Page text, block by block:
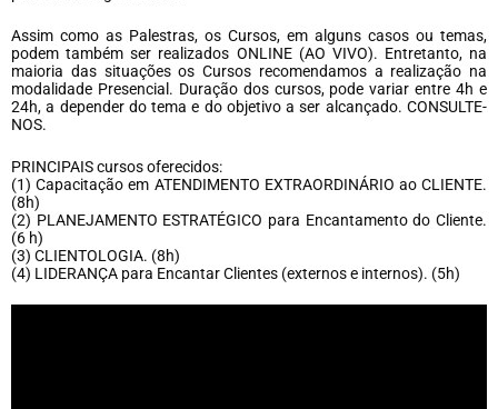
Assim como as Palestras, os Cursos, em alguns casos ou temas,
podem também ser realizados ONLINE (AO VIVO). Entretanto, na
maioria das situações os Cursos recomendamos a realização na
modalidade Presencial. Duração dos cursos, pode variar entre 4h e
24h, a depender do tema e do objetivo a ser alcançado. CONSULTE-
NOS.
PRINCIPAIS cursos oferecidos:
(1) Capacitação em ATENDIMENTO EXTRAORDINÁRIO ao CLIENTE.
(8h)
(2) PLANEJAMENTO ESTRATÉGICO para Encantamento do Cliente.
(6 h)
(3) CLIENTOLOGIA. (8h)
(4) LIDERANÇA para Encantar Clientes (externos e internos). (5h)